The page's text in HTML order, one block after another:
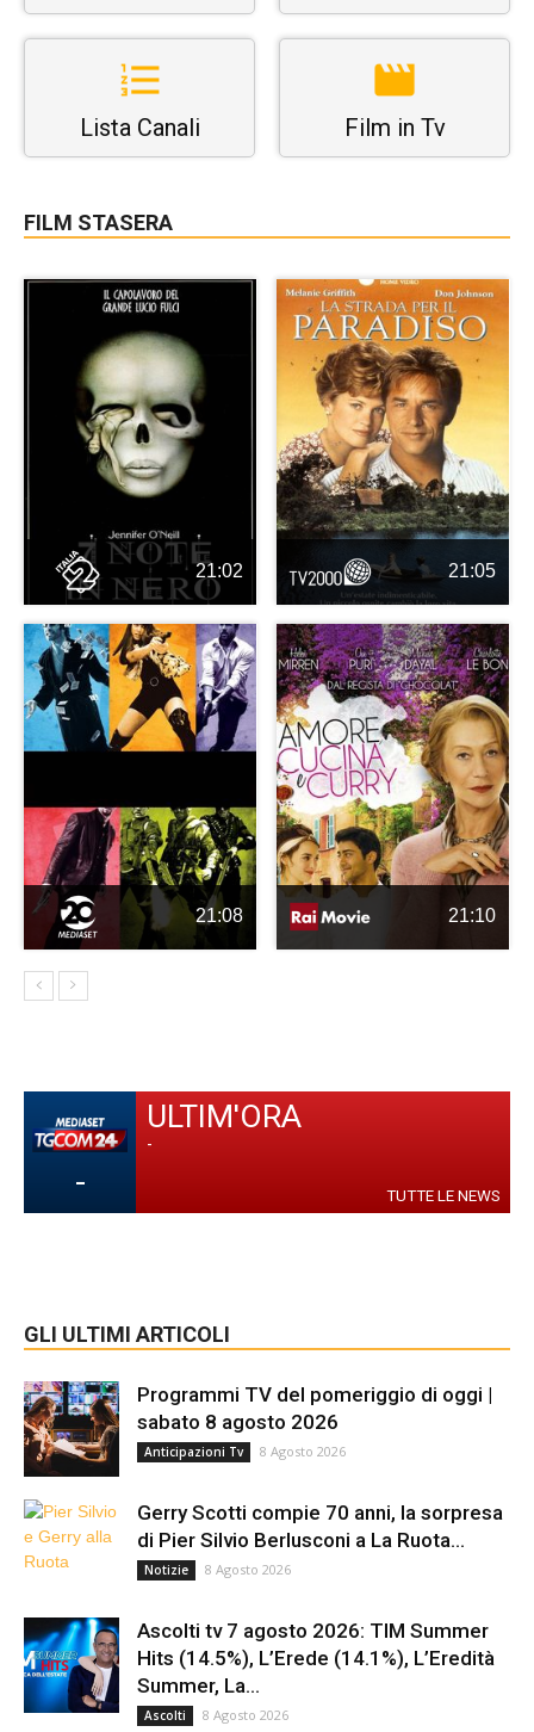
Lista Canali Film in Tv
FILM STASERA
21:02 21:05
21:08 21:10
-
ULTIM'ORA
-
TUTTE LE NEWS
GLI ULTIMI ARTICOLI
Programmi TV del pomeriggio di oggi |
sabato 8 agosto 2026
Anticipazioni Tv 8 Agosto 2026
Gerry Scotti compie 70 anni, la sorpresa
di Pier Silvio Berlusconi a La Ruota...
Notizie 8 Agosto 2026
Ascolti tv 7 agosto 2026: TIM Summer
Hits (14.5%), L’Erede (14.1%), L’Eredità
Summer, La...
Ascolti 8 Agosto 2026